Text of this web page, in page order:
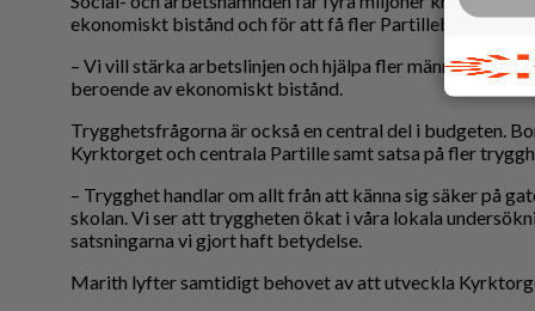
ekonomiskt bistånd och för att få fler Partillebor i
– Vi vill stärka arbetslinjen och hjälpa fler människor till
beroende av ekonomiskt bistånd.
Trygghetsfrågorna är också en central del i budgeten.
Kyrktorget och centrala Partille samt satsa på fler
– Trygghet handlar om allt från att känna sig säker på
skolan. Vi ser att tryggheten ökat i våra lokala
satsningarna vi gjort haft betydelse.
Marith lyfter samtidigt behovet av att utveckla